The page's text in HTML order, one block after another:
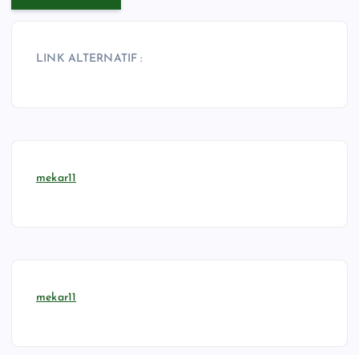
LINK ALTERNATIF :
mekar11
mekar11